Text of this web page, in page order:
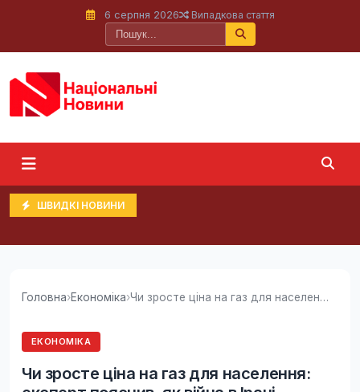
6 серпня 2026 Випадкова стаття
ШВИДКІ НОВИНИ
Головна›Економіка› Чи зросте ціна на газ для населення: експерт...
ЕКОНОМІКА
Чи зросте ціна на газ для населення: